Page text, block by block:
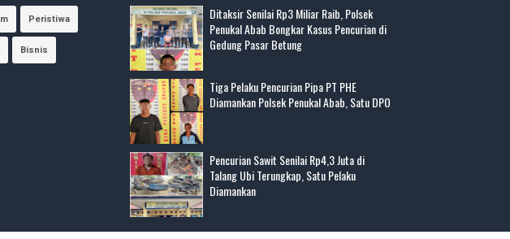
Peristiwa
Bisnis
Ditaksir Senilai Rp3 Miliar Raib, Polsek
Penukal Abab Bongkar Kasus Pencurian di
Gedung Pasar Betung
Tiga Pelaku Pencurian Pipa PT PHE
Diamankan Polsek Penukal Abab, Satu DPO
Pencurian Sawit Senilai Rp4,3 Juta di
Talang Ubi Terungkap, Satu Pelaku
Diamankan